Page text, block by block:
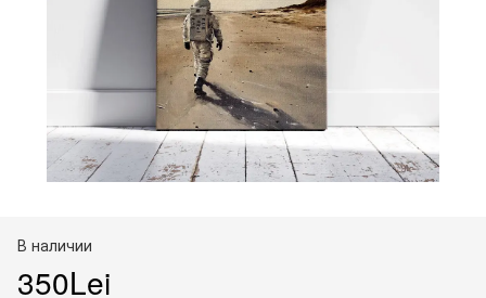
В наличии
350Lei